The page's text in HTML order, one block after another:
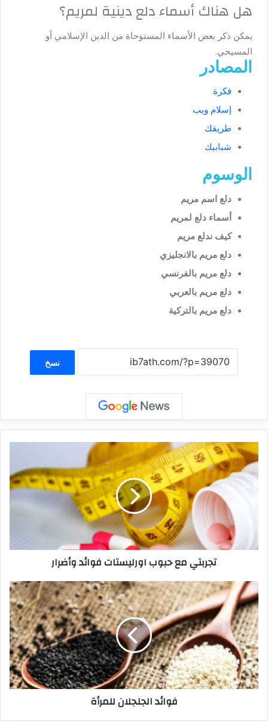
هل هناك أسماء دلع دينية لمريم؟
يمكن ذكر بعض الأسماء المستوحاة من الدين الإسلامي أو
المسيحي.
المصادر
فكرة
إسلام ويب
طريقك
شبابيك
الوسوم
دلع اسم مريم
أسماء دلع لمريم
كيف ندلع مريم
دلع مريم بالانجليزي
دلع مريم بالفرنسي
دلع مريم بالعربي
دلع مريم بالتركية
نسخ
تجربتي مع حبوب اورليستات فوائد وأضرار
فوائد الجلجلان للمرأة